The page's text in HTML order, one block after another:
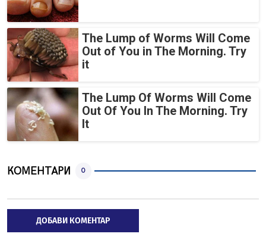
The Lump of Worms Will Come
Out of You in The Morning. Try
it
The Lump Of Worms Will Come
Out Of You In The Morning. Try
It
КОМЕНТАРИ 0
ДОБАВИ КОМЕНТАР